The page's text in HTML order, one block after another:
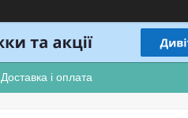
Доставка і оплата